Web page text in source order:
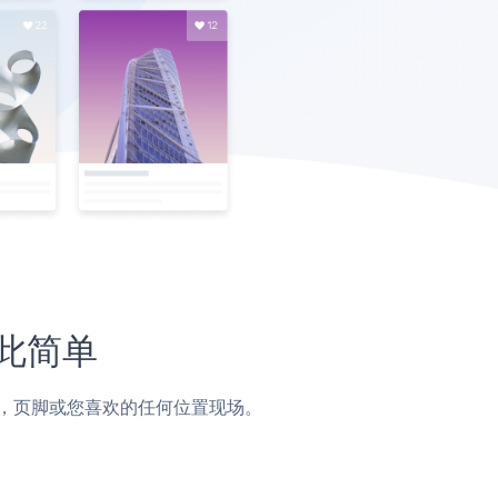
简单
脚或您喜欢的任何位置现场。